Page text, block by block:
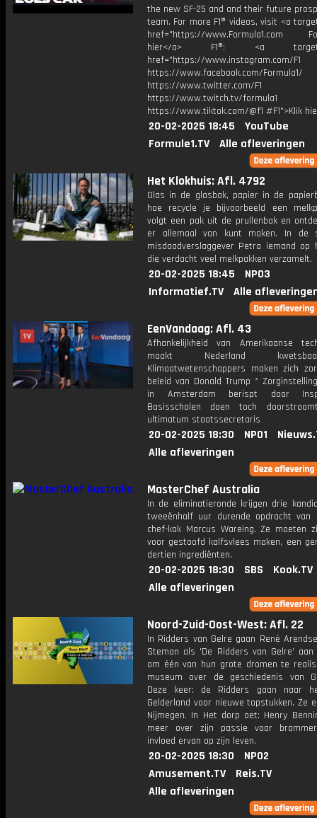
the new SF-25 and and their future
team. For more F1® videos, visit <a
href="https://www.Formula1.com
hier</a> F1®: <a
href="https://www.instagram.com/F1
https://www.facebook.com/Formula1/
https://www.twitter.com/F1
https://www.twitch.tv/formula1
https://www.tiktok.com/@f1 #F1">Klik
20-02-2025 18:45
YouTube
Formule1.TV
Alle afleveringen
Het Klokhuis: Afl. 4792
Glas in de glasbak, papier in de
hoe recycle je bijvoorbeeld een
volgt een pak uit de prullenbak en
er allemaal van kunt maken. In de
misdaadverslaggever Petra iemand op
die verdacht veel melkpakken verzamelt.
20-02-2025 18:45
NPO3
Informatief.TV
Alle
EenVandaag: Afl. 43
Afhankelijkheid van Amerikaanse
maakt Nederland
Klimaatwetenschappers maken zich
beleid van Donald Trump *
in Amsterdam berispt door
Basisscholen doen toch
ultimatum staatssecretaris
20-02-2025 18:30 NPO1
Alle afleveringen
MasterChef Australia
In de eliminatieronde krijgen drie
tweeënhalf uur durende opdracht van
chef-kok Marcus Wareing. Ze moeten
voor gestoofd kalfsvlees maken, een
dertien ingrediënten.
20-02-2025 18:30 SBS
Kook.TV
Alle afleveringen
Noord-Zuid-Oost-West: Afl. 22
In Ridders van Gelre gaan René
Steman als 'De Ridders van Gelre'
om één van hun grote dromen te
museum over de geschiedenis van
Deze keer: de Ridders gaan naar
Gelderland voor nieuwe topstukken. Ze
Nijmegen. In Het dorp oet: Henry
meer over zijn passie voor
invloed ervan op zijn leven.
20-02-2025 18:30
NPO2
Amusement.TV
Reis.TV
Alle afleveringen